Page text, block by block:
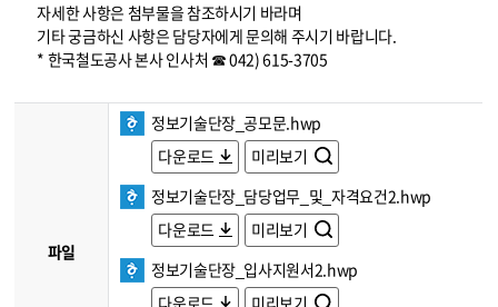
자세한 사항은 첨부물을 참조하시기 바라며
기타 궁금하신 사항은 담당자에게 문의해 주시기 바랍니다.
* 한국철도공사 본사 인사처 ☎ 042) 615-3705
파일
정보기술단장_공모문.hwp
다운로드
미리보기
정보기술단장_담당업무_및_자격요건2.hwp
다운로드
미리보기
정보기술단장_입사지원서2.hwp
다운로드
미리보기